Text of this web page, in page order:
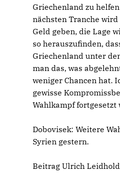
Griechenland zu
nächsten Tranche
Geld geben, die Lage
so herauszufinden,
Griechenland unter
man das, was
weniger Chancen hat.
gewisse
Wahlkampf fortgesetzt
Dobovisek: Weitere
Syrien gestern.
Beitrag Ulrich